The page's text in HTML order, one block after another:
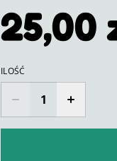
25,00
ILOŚĆ